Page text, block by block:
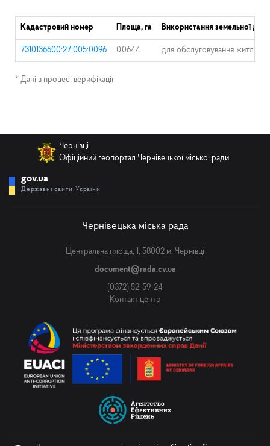
Кадастровий номер Площа, га Використання земельної
7310136600:27:005:0096 0.0644 для обслуговування
* Дані в процесі верифікації
Чернівці
Офіційний геопортал Чернівецької міської ради
gov.ua
Державні сайти України
Чернівецька міська рада
Центральна площа, 1, 58002 м. Чернівці
document@rada.cv.ua
(0372) 52-59-24
Контакт центр